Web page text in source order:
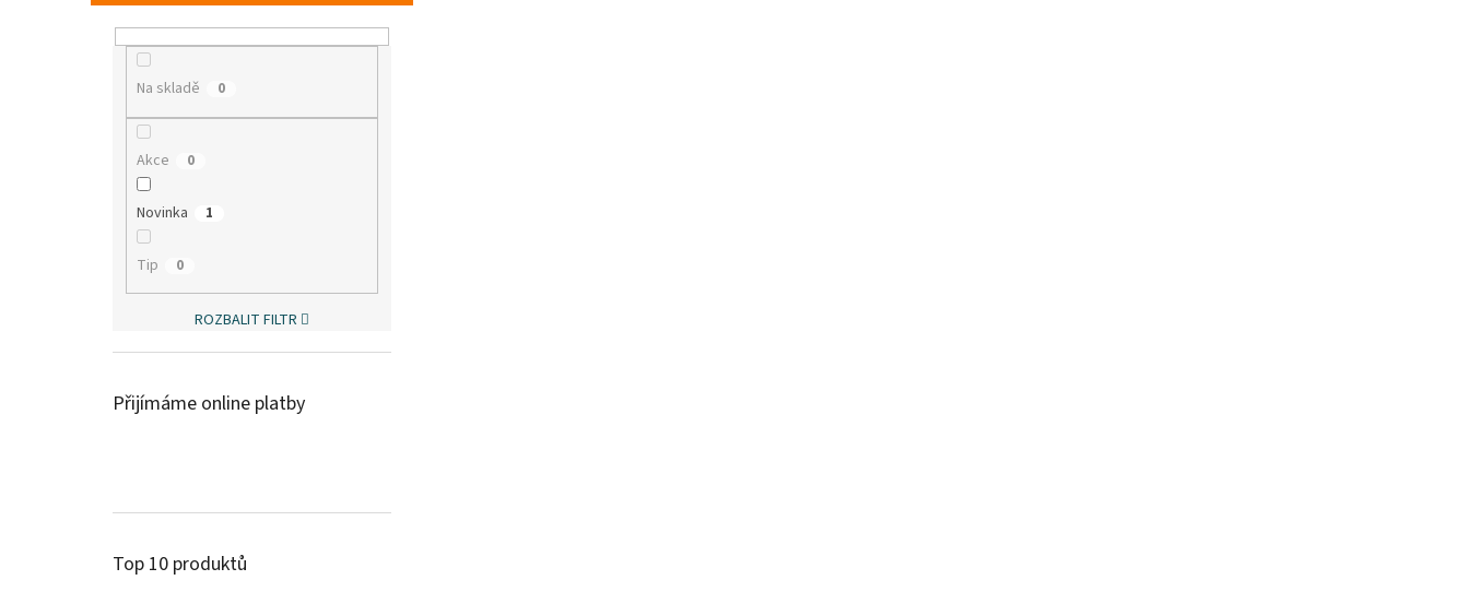
Na skladě 0
Akce 0
Novinka 1
Tip 0
ROZBALIT FILTR
Přijímáme online platby
Top 10 produktů